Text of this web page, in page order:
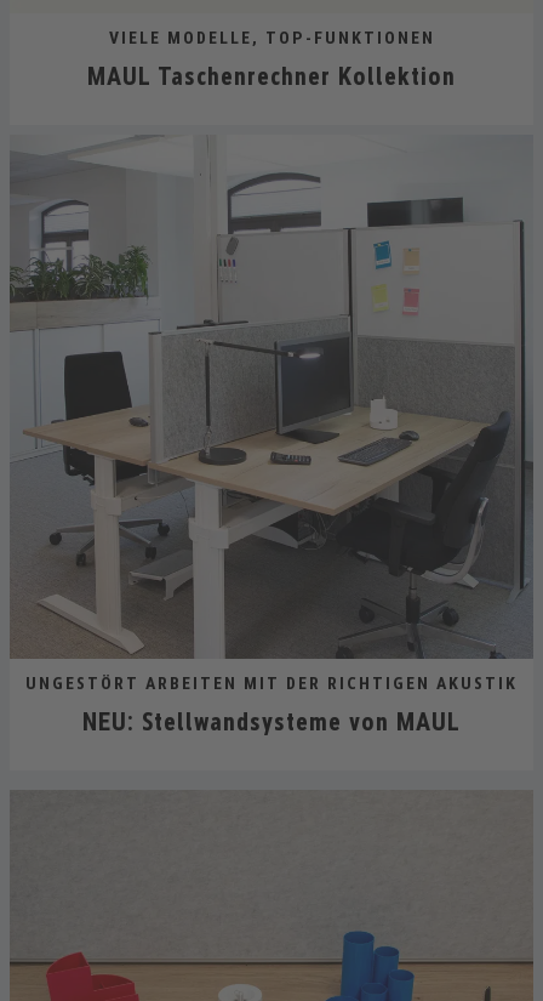
VIELE MODELLE, TOP-FUNKTIONEN
MAUL Taschenrechner Kollektion
UNGESTÖRT ARBEITEN MIT DER RICHTIGEN AKUSTIK
NEU: Stellwandsysteme von MAUL